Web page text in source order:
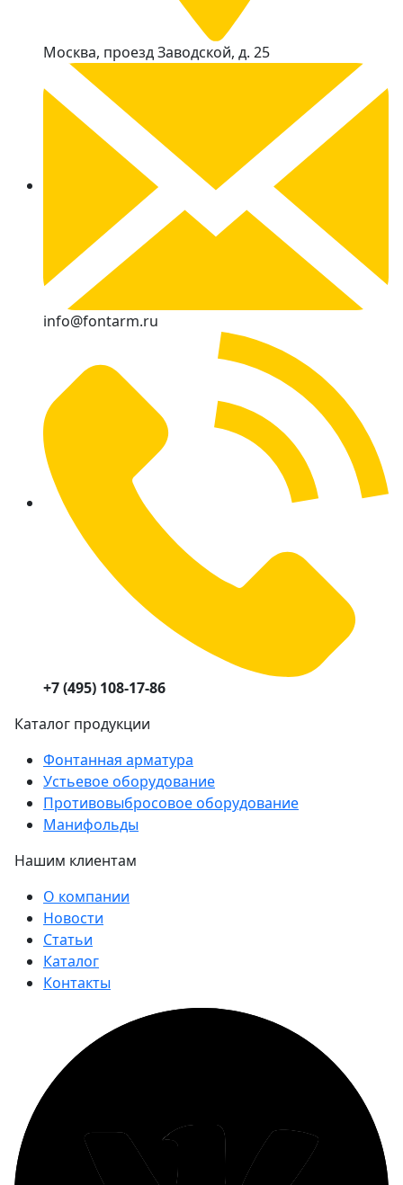
Москва, проезд Заводской, д. 25
info@fontarm.ru
+7 (495) 108-17-86
Каталог продукции
Фонтанная арматура
Устьевое оборудование
Противовыбросовое оборудование
Манифольды
Нашим клиентам
О компании
Новости
Статьи
Каталог
Контакты